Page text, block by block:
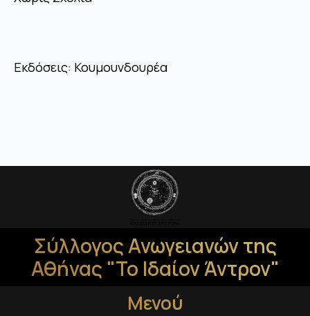
Εκδόσεις: Κουμουνδουρέα
Σύλλογος Ανωγειανών της
Αθήνας "Το Ιδαίον Άντρον"
Μενού